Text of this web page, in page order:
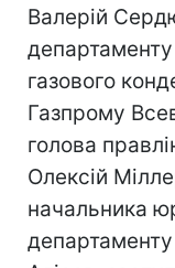
Валерій
департаменту
газового
Газпрому
голова
Олексій
начальника